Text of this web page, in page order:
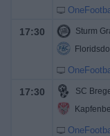
17:30
Sturm
17:30
SC